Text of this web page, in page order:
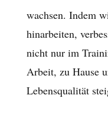
wachsen. Indem
hinarbeiten,
nicht nur im
Arbeit, zu Hause
Lebensqualität